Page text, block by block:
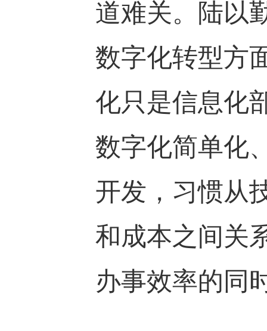
道难关。陆以
数字化转型方
化只是信息化
数字化简单化
开发，习惯从
和成本之间关
办事效率的同